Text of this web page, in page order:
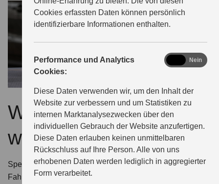
Cookies erfassten Daten können persönlich
identifizierbare Informationen enthalten.
Performance und Analytics
Cookies:
Diese Daten verwenden wir, um den Inhalt der
Website zur verbessern und um Statistiken zu
internen Marktanalysezwecken über den
individuellen Gebrauch der Website anzufertigen.
Diese Daten erlauben keinen unmittelbaren
Rückschluss auf Ihre Person. Alle von uns
erhobenen Daten werden lediglich in aggregierter
Form verarbeitet.
analyticsNein
Warum ECSTAR
wählen?
Speziell für Suzuki entwickelt. Bei uns finden Sie für jeden
Fahrzeugtyp das optimal geeignete ECSTAR Motoröl